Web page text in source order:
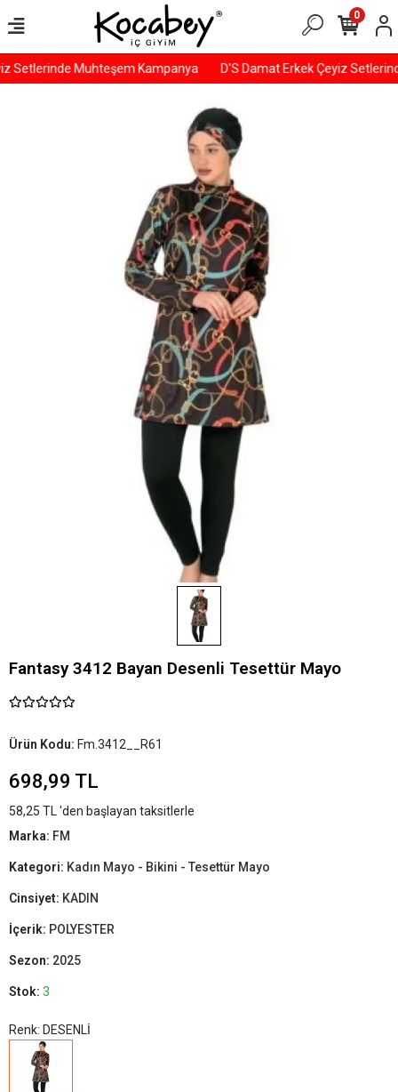
Setlerinde Muhteşem Kampanya D'S Damat Erkek Çeyiz
0
Fantasy 3412 Bayan Desenli Tesettür Mayo
Ürün Kodu: Fm.3412__R61
698,99 TL
58,25 TL 'den başlayan taksitlerle
Marka: FM
Kategori: Kadın Mayo - Bikini - Tesettür Mayo
Cinsiyet: KADIN
İçerik: POLYESTER
Sezon: 2025
Stok: 3
Renk: DESENLİ